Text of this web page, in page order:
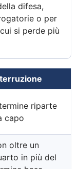
difesa,
o per
si perde più
riparte
capo
oltre un
in più del